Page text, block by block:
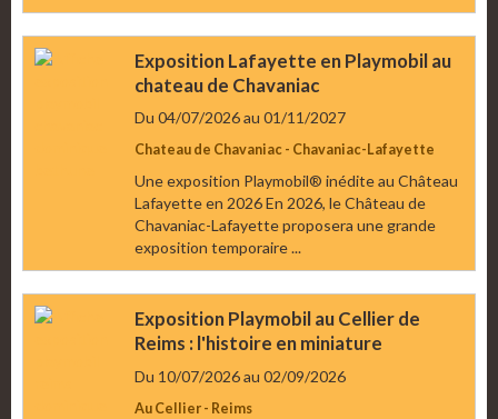
Exposition Lafayette en Playmobil au
chateau de Chavaniac
Du 04/07/2026au 01/11/2027
Chateau de Chavaniac - Chavaniac-Lafayette
Une exposition Playmobil® inédite au Château
Lafayette en 2026 En 2026, le Château de
Chavaniac-Lafayette proposera une grande
exposition temporaire ...
Exposition Playmobil au Cellier de
Reims : l'histoire en miniature
Du 10/07/2026au 02/09/2026
Au Cellier - Reims